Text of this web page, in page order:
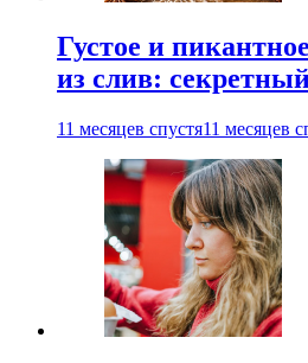
Густое и
из слив:
11 месяцев спустя11 месяцев